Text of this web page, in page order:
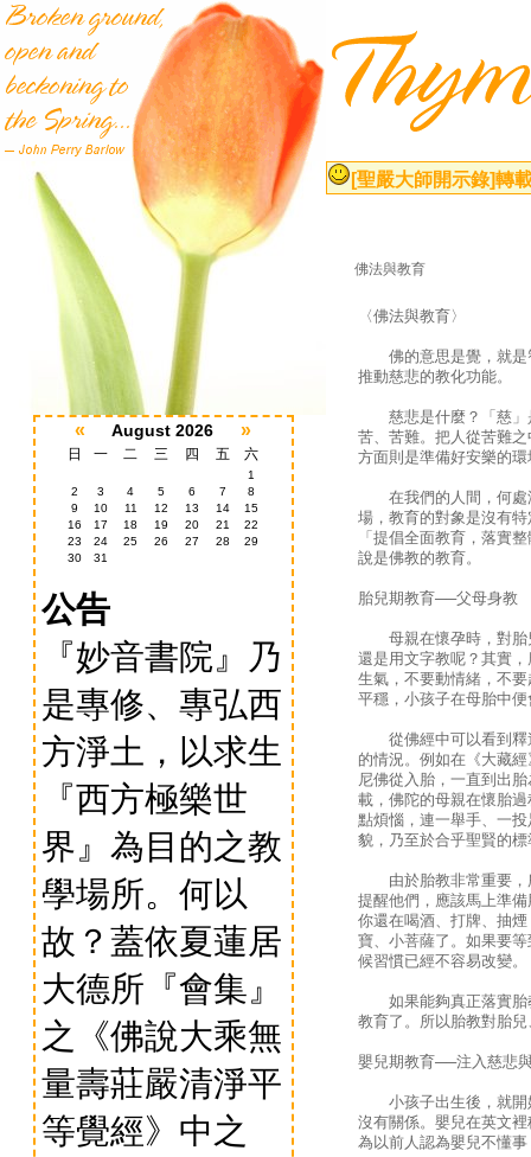
« August 2026 »
日 一 二 三 四 五 六
1
2
3 4 5 6 7
8
9
10 11 12 13 14
15
16
17 18 19 20 21
22
23
24 25 26 27 28
29
30
31
公告
『妙音書院』乃
是專修、專弘西
方淨土，以求生
『西方極樂世
界』為目的之教
學場所。何以
故？蓋依夏蓮居
大德所『會集』
之《佛說大乘無
量壽莊嚴清淨平
等覺經》中之
[聖嚴大師開示錄]轉
佛法與教育
〈佛法與教育〉
佛的意思是覺，就是
推動慈悲的教化功能。
慈悲是什麼？「慈」
苦、苦難。把人從苦難
方面則是準備好安樂的
在我們的人間，何處
場，教育的對象是沒有
「提倡全面教育，落實
說是佛教的教育。
胎兒期教育──父母身教
母親在懷孕時，對胎
還是用文字教呢？其實
生氣，不要動情緒，不
平穩，小孩子在母胎中
從佛經中可以看到釋
的情況。例如在《大藏
尼佛從入胎，一直到出
載，佛陀的母親在懷胎
點煩惱，連一舉手、一
貌，乃至於合乎聖賢的
由於胎教非常重要，
提醒他們，應該馬上準
你還在喝酒、打牌、抽
寶、小菩薩了。如果要
候習慣已經不容易改變。
如果能夠真正落實胎
教育了。所以胎教對胎
嬰兒期教育──注入慈悲
小孩子出生後，就開
沒有關係。嬰兒在英文
為以前人認為嬰兒不懂